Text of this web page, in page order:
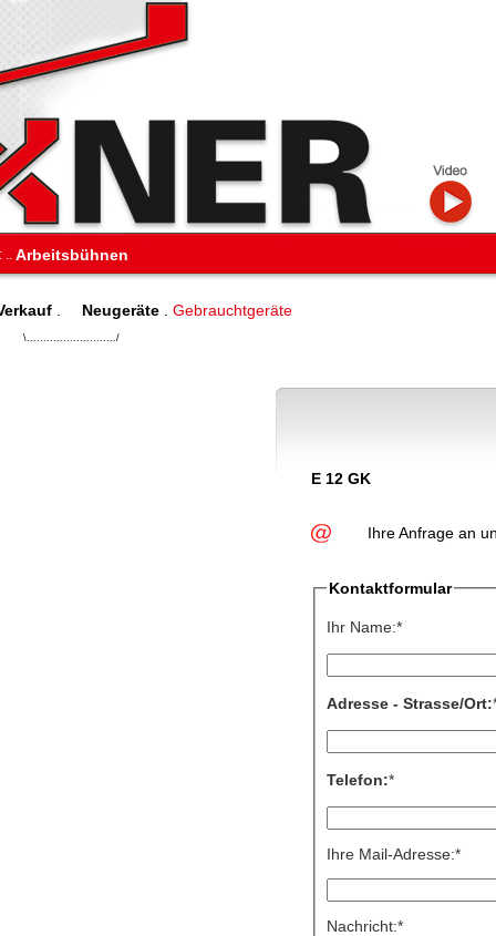
.. Arbeitsbühnen
Neugeräte Gebrauchtgeräte
\.........................../
E 12 GK
Ihre Anfrage an
Kontaktformular
Ihr Name:*
Adresse - Strasse/Ort:
Telefon:*
Ihre Mail-Adresse:*
Nachricht:*